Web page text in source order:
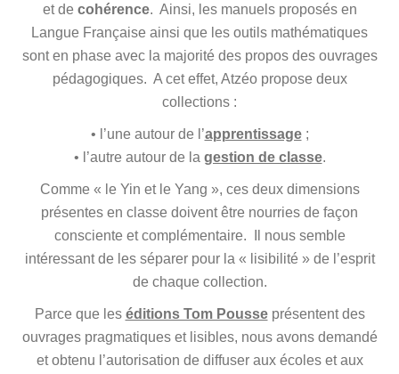
et de cohérence. Ainsi, les manuels proposés en
Langue Française ainsi que les outils mathématiques
sont en phase avec la majorité des propos des ouvrages
pédagogiques. A cet effet, Atzéo propose deux
collections :
• l’une autour de l’apprentissage;
• l’autre autour de la gestion de classe.
Comme « le Yin et le Yang », ces deux dimensions
présentes en classe doivent être nourries de façon
consciente et complémentaire. Il nous semble
intéressant de les séparer pour la « lisibilité » de l’esprit
de chaque collection.
Parce que les éditions Tom Pousseprésentent des
ouvrages pragmatiques et lisibles, nous avons demandé
et obtenu l’autorisation de diffuser aux écoles et aux